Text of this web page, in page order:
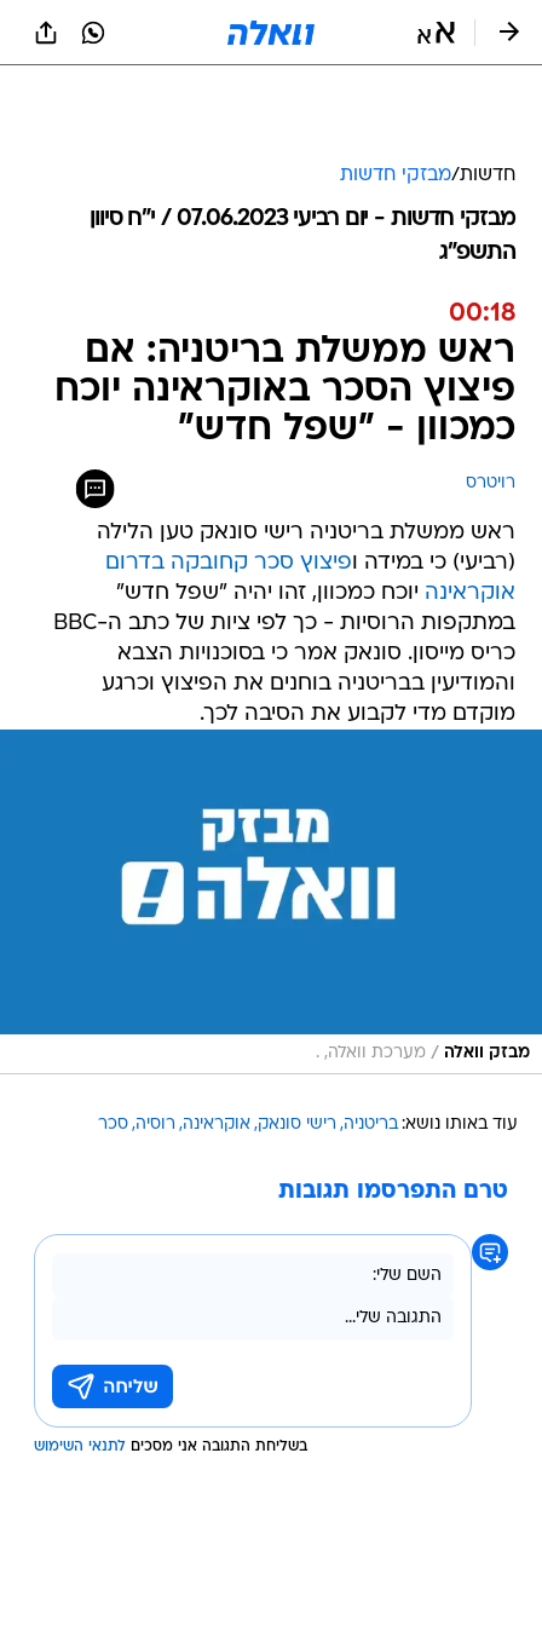
חדשות/מבזקי חדשות
מבזקי חדשות - יום רביעי 07.06.2023 / י״ח סיוון
התשפ"ג
00:18
ראש ממשלת בריטניה: אם
פיצוץ הסכר באוקראינה יוכח
כמכוון - "שפל חדש"
רויטרס
ראש ממשלת בריטניה רישי סונאק טען הלילה
(רביעי) כי במידה ופיצוץ סכר קחובקה בדרום
אוקראינה יוכח כמכוון, זהו יהיה "שפל חדש"
במתקפות הרוסיות - כך לפי ציות של כתב ה-BBC
כריס מייסון. סונאק אמר כי בסוכנויות הצבא
והמודיעין בבריטניה בוחנים את הפיצוץ וכרגע
מוקדם מדי לקבוע את הסיבה לכך.
מבזק וואלה / מערכת וואלה, .
עוד באותו נושא: בריטניה רישי סונאק אוקראינה רוסיה סכר
טרם התפרסמו תגובות
בשליחת התגובה אני מסכים לתנאי השימוש